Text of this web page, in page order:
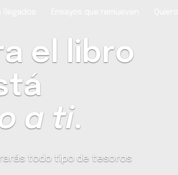
el libro
a ti.
todo tipo de tesoros